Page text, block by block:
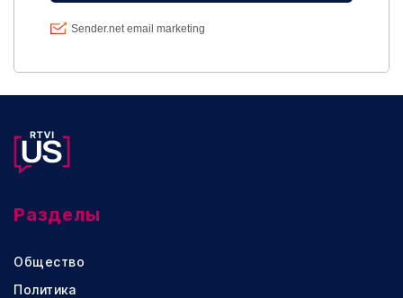
Разделы
Общество
Политика